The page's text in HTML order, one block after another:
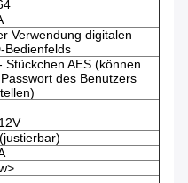
Verwendung digitalen
Bedienfelds
Stückchen AES (können
des Benutzers